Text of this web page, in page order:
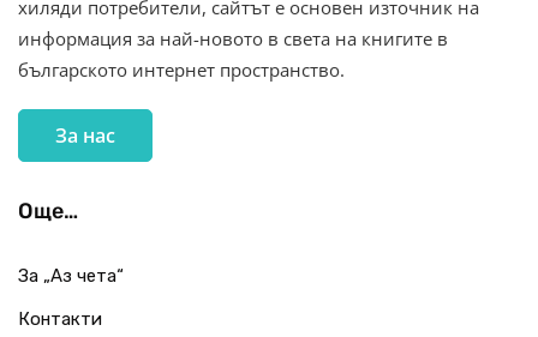
хиляди потребители, сайтът е основен източник на
информация за най-новото в света на книгите в
българското интернет пространство.
За нас
Още…
За „Аз чета“
Контакти